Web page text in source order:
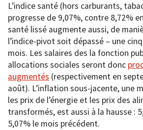
L’indice santé (hors carburants,
progresse de 9,07%, contre 8,72%
santé lissé augmente aussi, de
l’indice-pivot soit dépassé – une
mois. Les salaires des la fonction
allocations sociales seront donc
augmentés (respectivement en
août). L’inflation sous-jacente, une
les prix de l’énergie et les prix des
transformés, est aussi à la hausse :
5,07% le mois précédent.